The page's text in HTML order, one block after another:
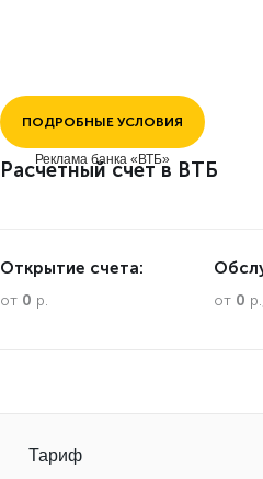
ПОДРОБНЫЕ УСЛОВИЯ
Реклама банка «ВТБ»
Расчетный счет в ВТБ
Открытие счета:
от 0 р. от 0
Тариф